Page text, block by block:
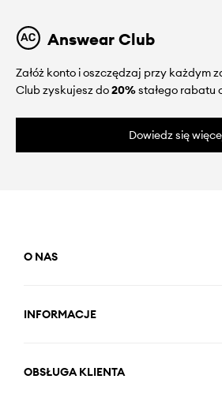
Answear Club
Załóż konto i oszczędzaj przy każdym
Club zyskujesz do20%stałego rabatu
Dowiedz się
O NAS
INFORMACJE
OBSŁUGA KLIENTA